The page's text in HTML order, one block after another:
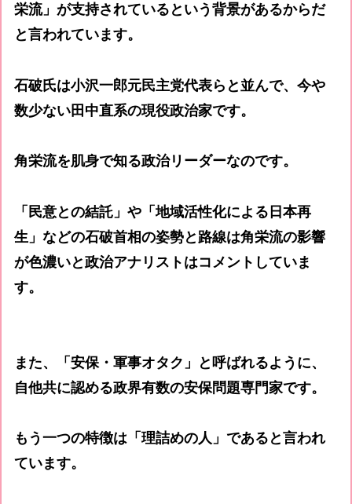
栄流」が支持されているという背景があるからだ
と言われています。
石破氏は小沢一郎元民主党代表らと並んで、今や
数少ない田中直系の現役政治家です。
角栄流を肌身で知る政治リーダーなのです。
「民意との結託」や「地域活性化による日本再
生」などの石破首相の姿勢と路線は角栄流の影響
が色濃いと政治アナリストはコメントしていま
す。
また、「安保・軍事オタク」と呼ばれるように、
自他共に認める政界有数の安保問題専門家です。
もう一つの特徴は「理詰めの人」であると言われ
ています。